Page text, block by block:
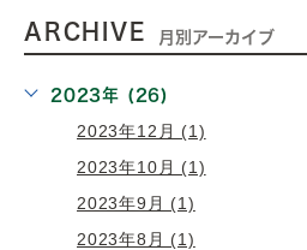
ARCHIVE 月別アーカイブ
2023年 (26)
2023年12月 (1)
2023年10月 (1)
2023年9月 (1)
2023年8月 (1)